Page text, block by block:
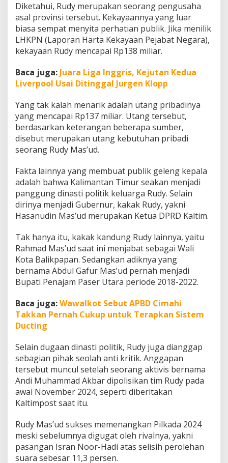
Diketahui, Rudy merupakan seorang pengusaha
asal provinsi tersebut. Kekayaannya yang luar
biasa sempat menyita perhatian publik. Jika menilik
LHKPN (Laporan Harta Kekayaan Pejabat Negara),
kekayaan Rudy mencapai Rp138 miliar.
Baca juga:Juara Liga Inggris, Kejutan Kedua
Liverpool Usai Ditinggal Jurgen Klopp
Yang tak kalah menarik adalah utang pribadinya
yang mencapai Rp137 miliar. Utang tersebut,
berdasarkan keterangan beberapa sumber,
disebut merupakan utang kebutuhan pribadi
seorang Rudy Mas’ud.
Fakta lainnya yang membuat publik geleng kepala
adalah bahwa Kalimantan Timur seakan menjadi
panggung dinasti politik keluarga Rudy. Selain
dirinya menjadi Gubernur, kakak Rudy, yakni
Hasanudin Mas’ud merupakan Ketua DPRD Kaltim.
Tak hanya itu, kakak kandung Rudy lainnya, yaitu
Rahmad Mas’ud saat ini menjabat sebagai Wali
Kota Balikpapan. Sedangkan adiknya yang
bernama Abdul Gafur Mas’ud pernah menjadi
Bupati Penajam Paser Utara periode 2018-2022.
Baca juga:Wawalkot Sebut APBD Cimahi
Takkan Pernah Cukup untuk Terapkan Sistem
Ducting
Selain dugaan dinasti politik, Rudy juga dianggap
sebagian pihak seolah anti kritik. Anggapan
tersebut muncul setelah seorang aktivis bernama
Andi Muhammad Akbar dipolisikan tim Rudy pada
awal November 2024, seperti diberitakan
Kaltimpost saat itu.
Rudy Mas’ud sukses memenangkan Pilkada 2024
meski sebelumnya digugat oleh rivalnya, yakni
pasangan Isran Noor-Hadi atas selisih perolehan
suara sebesar 11,3 persen.